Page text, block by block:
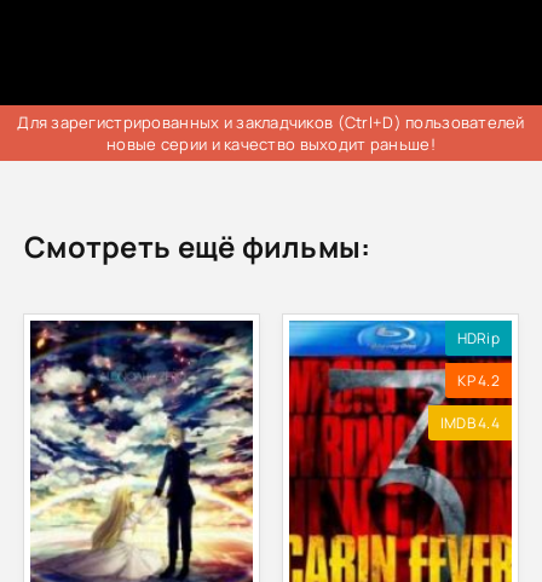
Для зарегистрированных и закладчиков (Ctrl+D) пользователей
новые серии и качество выходит раньше!
Смотреть ещё фильмы:
HDRip
KP 4.2
IMDB 4.4